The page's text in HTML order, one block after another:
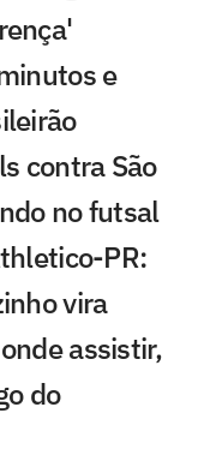
e
contra São
no futsal
PR:
vira
assistir,
do